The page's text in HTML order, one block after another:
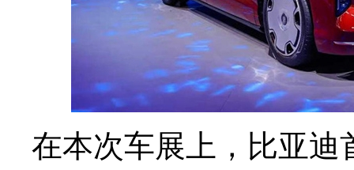
在本次车展上，比亚迪